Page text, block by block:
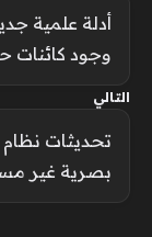
أدلة علمية
وجود كائنات
التالي
بصرية غير